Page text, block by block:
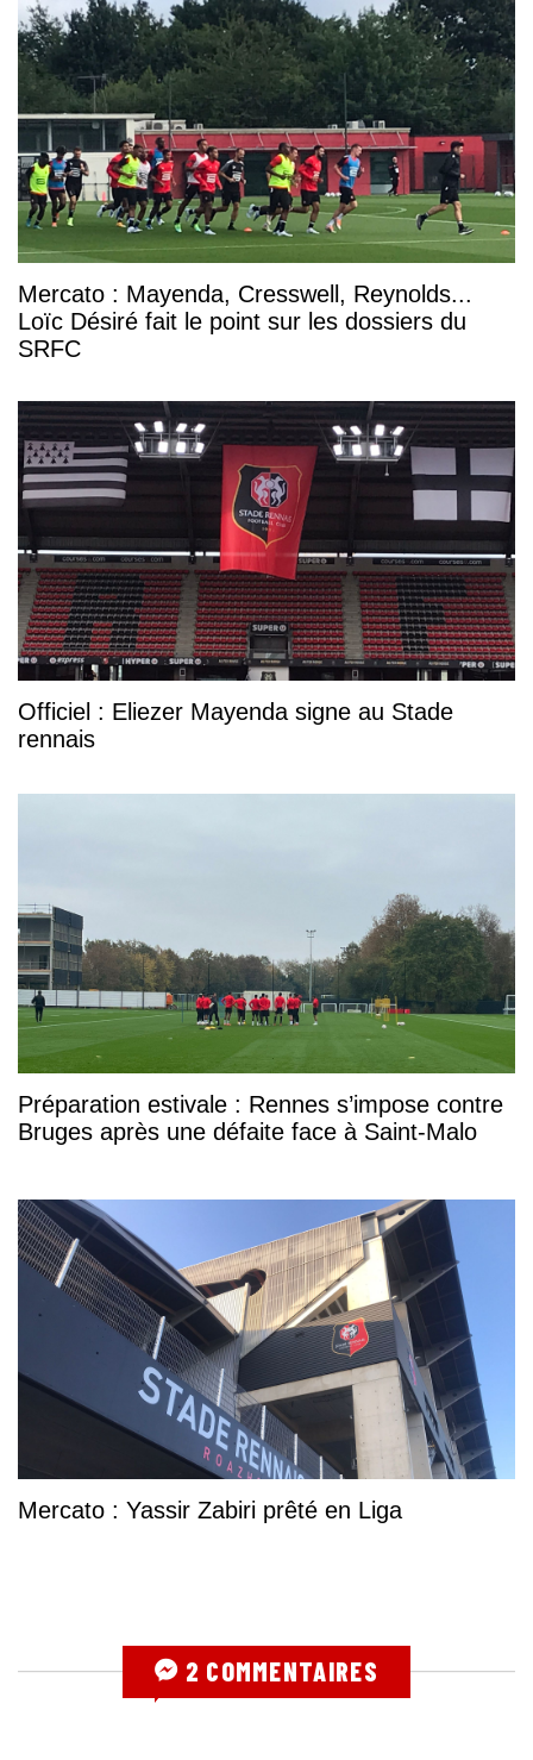
Mercato : Mayenda, Cresswell, Reynolds...
Loïc Désiré fait le point sur les dossiers du
SRFC
Officiel : Eliezer Mayenda signe au Stade
rennais
Préparation estivale : Rennes s’impose contre
Bruges après une défaite face à Saint-Malo
Mercato : Yassir Zabiri prêté en Liga
2 COMMENTAIRES